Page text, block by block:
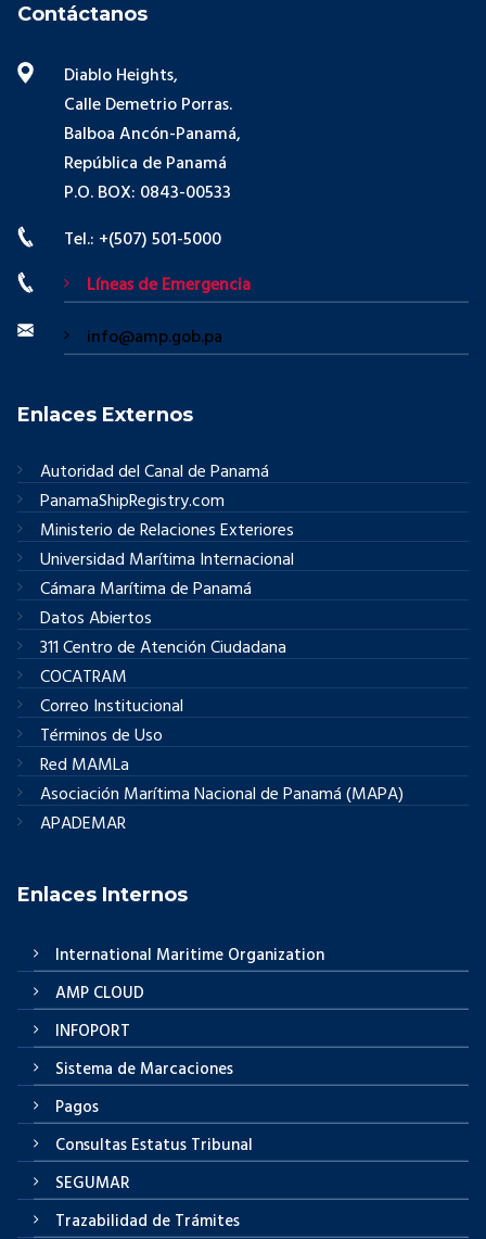
Contáctanos
Diablo Heights,
Calle Demetrio Porras.
Balboa Ancón-Panamá,
República de Panamá
P.O. BOX: 0843-00533
Tel.: +(507) 501-5000
Líneas de Emergencia
info@amp.gob.pa
Enlaces Externos
Autoridad del Canal de Panamá
PanamaShipRegistry.com
Ministerio de Relaciones Exteriores
Universidad Marítima Internacional
Cámara Marítima de Panamá
Datos Abiertos
311 Centro de Atención Ciudadana
COCATRAM
Correo Institucional
Términos de Uso
Red MAMLa
Asociación Marítima Nacional de Panamá (MAPA)
APADEMAR
Enlaces Internos
International Maritime Organization
AMP CLOUD
INFOPORT
Sistema de Marcaciones
Pagos
Consultas Estatus Tribunal
SEGUMAR
Trazabilidad de Trámites